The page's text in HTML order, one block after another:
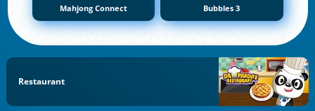
Mahjong Connect Bubbles 3
Restaurant